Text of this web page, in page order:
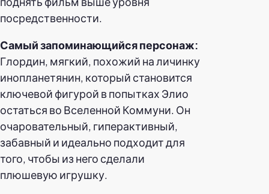
посредственности.
Самый запоминающийся персонаж:
Глордин, мягкий, похожий на личинку
инопланетянин, который становится
ключевой фигурой в попытках Элио
остаться во Вселенной Коммуни. Он
очаровательный, гиперактивный,
забавный и идеально подходит для
того, чтобы из него сделали
плюшевую игрушку.